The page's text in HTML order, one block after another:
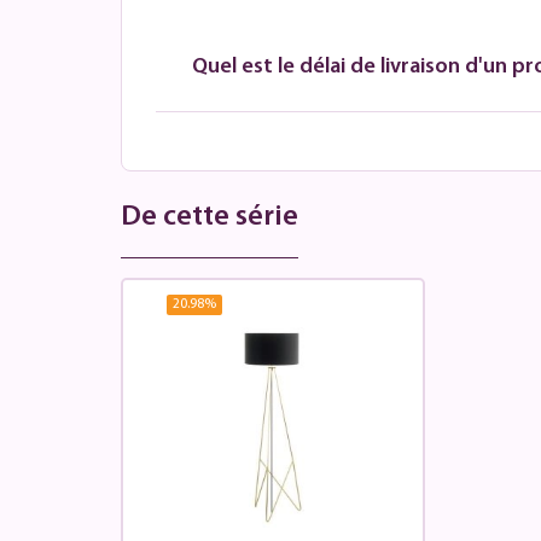
Quel est le délai de livraison d'un
De cette série
20.98%